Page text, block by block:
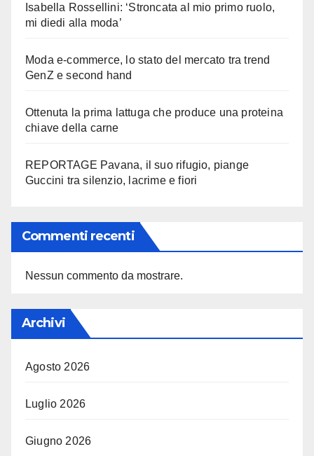
Isabella Rossellini: ‘Stroncata al mio primo ruolo,
mi diedi alla moda’
Moda e-commerce, lo stato del mercato tra trend
GenZ e second hand
Ottenuta la prima lattuga che produce una proteina
chiave della carne
REPORTAGE Pavana, il suo rifugio, piange
Guccini tra silenzio, lacrime e fiori
Commenti recenti
Nessun commento da mostrare.
Archivi
Agosto 2026
Luglio 2026
Giugno 2026